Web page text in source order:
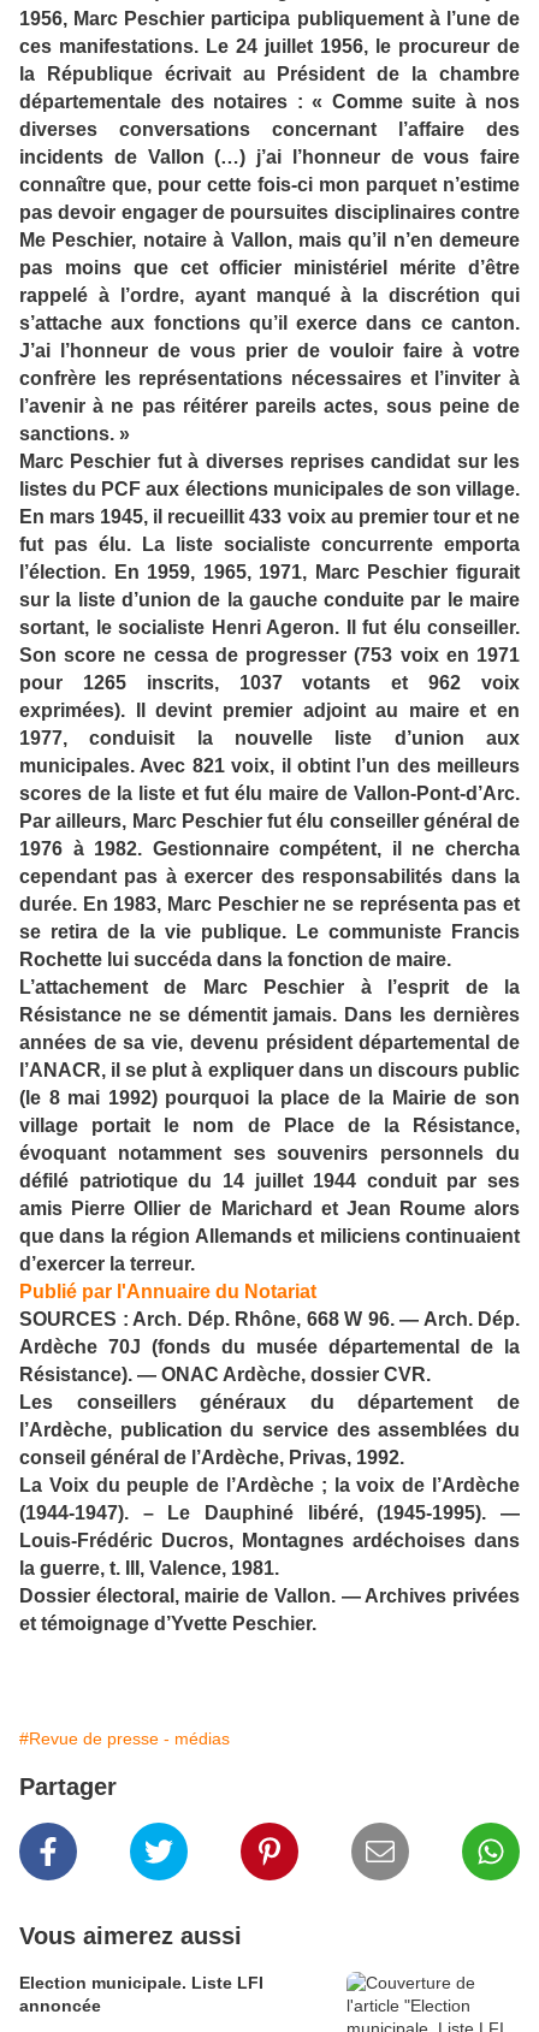
1956, Marc Peschier participa publiquement à l’une de
ces manifestations. Le 24 juillet 1956, le procureur de
la République écrivait au Président de la chambre
départementale des notaires : « Comme suite à nos
diverses conversations concernant l’affaire des
incidents de Vallon (…) j’ai l’honneur de vous faire
connaître que, pour cette fois-ci mon parquet n’estime
pas devoir engager de poursuites disciplinaires contre
Me Peschier, notaire à Vallon, mais qu’il n’en demeure
pas moins que cet officier ministériel mérite d’être
rappelé à l’ordre, ayant manqué à la discrétion qui
s’attache aux fonctions qu’il exerce dans ce canton.
J’ai l’honneur de vous prier de vouloir faire à votre
confrère les représentations nécessaires et l’inviter à
l’avenir à ne pas réitérer pareils actes, sous peine de
sanctions. »
Marc Peschier fut à diverses reprises candidat sur les
listes du PCF aux élections municipales de son village.
En mars 1945, il recueillit 433 voix au premier tour et ne
fut pas élu. La liste socialiste concurrente emporta
l’élection. En 1959, 1965, 1971, Marc Peschier figurait
sur la liste d’union de la gauche conduite par le maire
sortant, le socialiste Henri Ageron. Il fut élu conseiller.
Son score ne cessa de progresser (753 voix en 1971
pour 1265 inscrits, 1037 votants et 962 voix
exprimées). Il devint premier adjoint au maire et en
1977, conduisit la nouvelle liste d’union aux
municipales. Avec 821 voix, il obtint l’un des meilleurs
scores de la liste et fut élu maire de Vallon-Pont-d’Arc.
Par ailleurs, Marc Peschier fut élu conseiller général de
1976 à 1982. Gestionnaire compétent, il ne chercha
cependant pas à exercer des responsabilités dans la
durée. En 1983, Marc Peschier ne se représenta pas et
se retira de la vie publique. Le communiste Francis
Rochette lui succéda dans la fonction de maire.
L’attachement de Marc Peschier à l’esprit de la
Résistance ne se démentit jamais. Dans les dernières
années de sa vie, devenu président départemental de
l’ANACR, il se plut à expliquer dans un discours public
(le 8 mai 1992) pourquoi la place de la Mairie de son
village portait le nom de Place de la Résistance,
évoquant notamment ses souvenirs personnels du
défilé patriotique du 14 juillet 1944 conduit par ses
amis Pierre Ollier de Marichard et Jean Roume alors
que dans la région Allemands et miliciens continuaient
d’exercer la terreur.
Publié par l'Annuaire du Notariat
SOURCES : Arch. Dép. Rhône, 668 W 96. — Arch. Dép.
Ardèche 70J (fonds du musée départemental de la
Résistance). — ONAC Ardèche, dossier CVR.
Les conseillers généraux du département de
l’Ardèche, publication du service des assemblées du
conseil général de l’Ardèche, Privas, 1992.
La Voix du peuple de l’Ardèche ; la voix de l’Ardèche
(1944-1947). – Le Dauphiné libéré, (1945-1995). —
Louis-Frédéric Ducros, Montagnes ardéchoises dans
la guerre, t. III, Valence, 1981.
Dossier électoral, mairie de Vallon. — Archives privées
et témoignage d’Yvette Peschier.
#Revue de presse - médias
Partager
Vous aimerez aussi
Election municipale. Liste LFI
annoncée